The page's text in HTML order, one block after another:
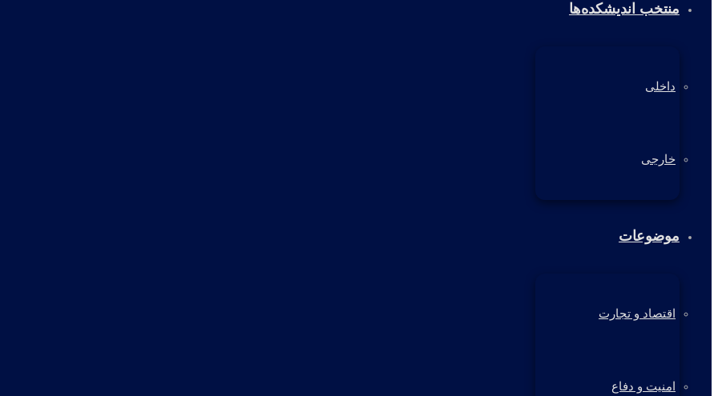
منتخب اندیشکده‌ها
داخلی
خارجی
موضوعات
اقتصاد و تجارت
امنیت و دفاع